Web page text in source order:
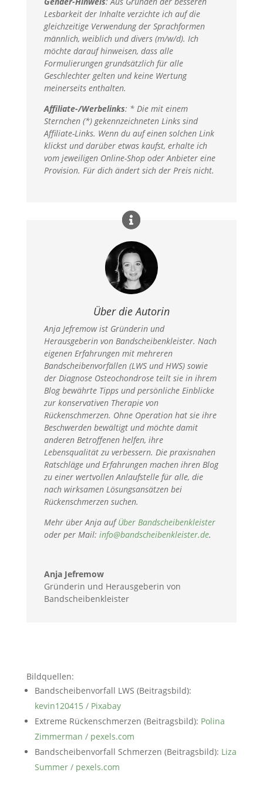
Lesbarkeit der Inhalte verzichte ich auf die
gleichzeitige Verwendung der Sprachformen
männlich, weiblich und divers (m/w/d). Ich
möchte darauf hinweisen, dass alle
Formulierungen grundsätzlich für alle
Geschlechter gelten und keine Wertung
meinerseits enthalten.
Affiliate-/Werbelinks: * Die mit einem
Sternchen (*) gekennzeichneten Links sind
Affiliate-Links. Wenn du auf einen solchen Link
klickst und darüber etwas kaufst, erhalte ich
vom jeweiligen Online-Shop oder Anbieter eine
Provision. Für dich ändert sich der Preis nicht.​
Über die Autorin
Anja Jefremow ist Gründerin und
Herausgeberin von Bandscheibenkleister. Nach
eigenen Erfahrungen mit mehreren
Bandscheibenvorfällen (LWS und HWS) sowie
der Diagnose Osteochondrose teilt sie in ihrem
Blog bewährte Tipps und persönliche Einblicke
zur konservativen Therapie von
Rückenschmerzen. Ohne Operation hat sie ihre
Beschwerden bewältigt und möchte damit
anderen Betroffenen helfen, ihre
Lebensqualität zu verbessern. Die praxisnahen
Ratschläge und Erfahrungen machen ihren Blog
zu einer wertvollen Anlaufstelle für alle, die
nach wirksamen Lösungsansätzen bei
Rückenschmerzen suchen.
Mehr über Anja aufÜber Bandscheibenkleister
oder per Mail: info@bandscheibenkleister.de.
Anja Jefremow
Gründerin und Herausgeberin von
Bandscheibenkleister
Bildquellen:
Bandscheibenvorfall LWS (Beitragsbild):
kevin120415 / Pixabay
Extreme Rückenschmerzen (Beitragsbild): Polina
Zimmerman / pexels.com
Bandscheibenvorfall Schmerzen (Beitragsbild): Liza
Summer / pexels.com